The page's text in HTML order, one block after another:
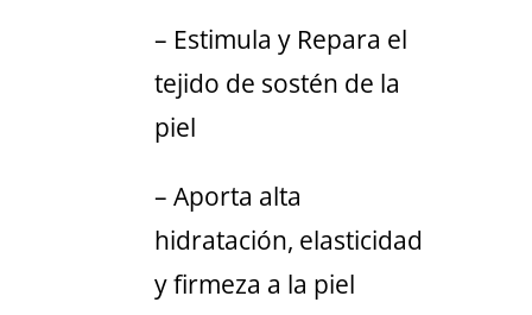
– Estimula y Repara el
tejido de sostén de la
piel
– Aporta alta
hidratación, elasticidad
y firmeza a la piel